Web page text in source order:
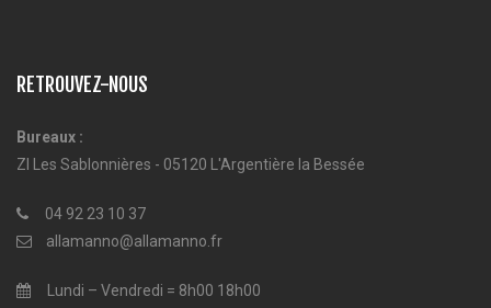
RETROUVEZ-NOUS
Bureaux :
ZI Les Sablonnières - 05120 L'Argentière la Bessée
04 92 23 10 37
allamanno@allamanno.fr
Lundi – Vendredi = 8h00 18h00